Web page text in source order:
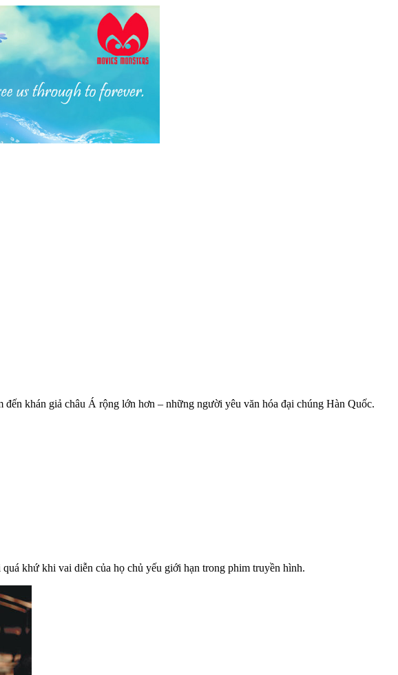
khán giả châu Á rộng lớn hơn – những người yêu văn hóa đại chúng Hàn Quốc.
khứ khi vai diễn của họ chủ yếu giới hạn trong phim truyền hình.